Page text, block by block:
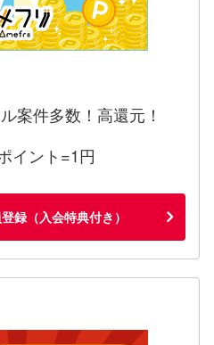
案件多数！高還元！
イント=1円
録（入会特典付き）